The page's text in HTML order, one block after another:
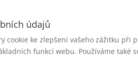
údajů
cookie ke zlepšení vašeho zážitku při
funkcí webu. Používáme také